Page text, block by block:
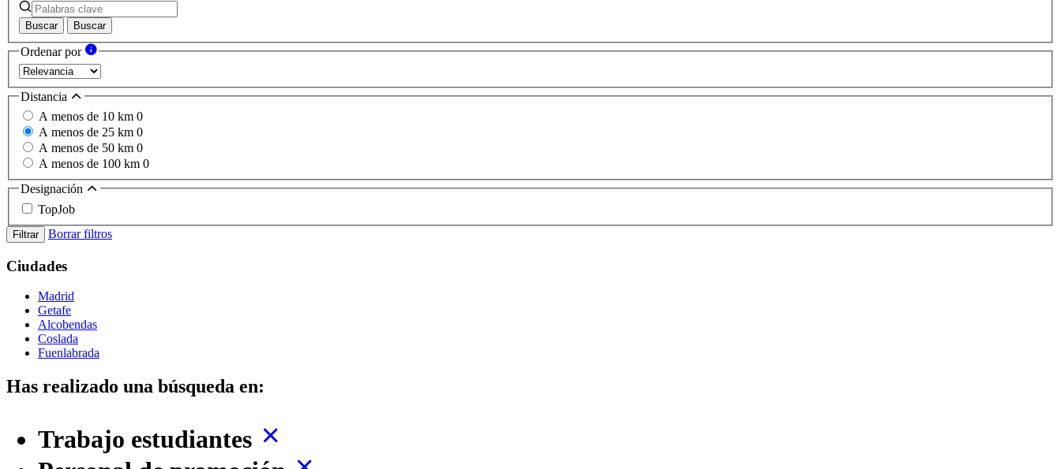
Buscar Buscar
Ordenar por
Distancia
A menos de 10 km 0
A menos de 25 km 0
A menos de 50 km 0
A menos de 100 km 0
Designación
TopJob
Filtrar Borrar filtros
Ciudades
Madrid
Getafe
Alcobendas
Coslada
Fuenlabrada
Has realizado una búsqueda en:
Trabajo estudiantes